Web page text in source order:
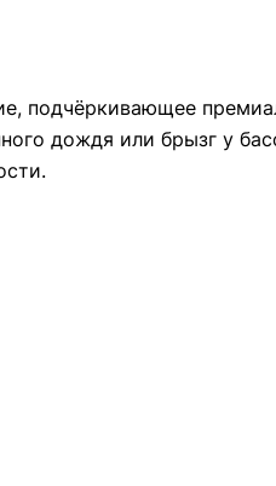
подчёркивающее
дождя или брызг у